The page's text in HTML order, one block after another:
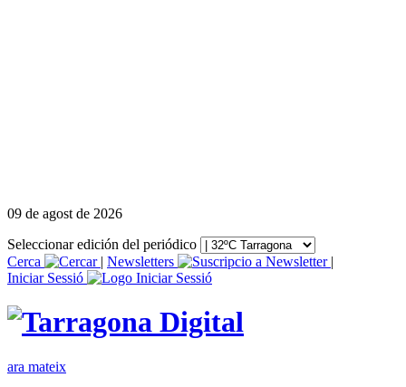
09 de agost de 2026
Seleccionar edición del periódico
Cerca
| Newsletters
|
Iniciar Sessió
ara mateix